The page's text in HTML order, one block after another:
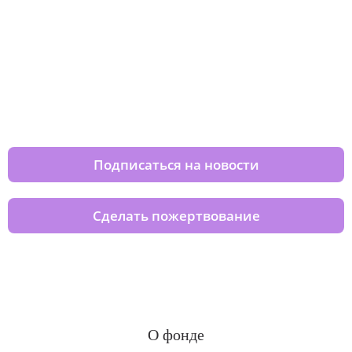
Подписаться на новости
Сделать пожертвование
О фонде